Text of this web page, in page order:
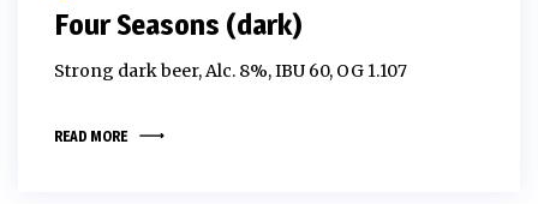
Four Seasons (dark)
Strong dark beer, Alc. 8%, IBU 60, OG 1.107
READ MORE